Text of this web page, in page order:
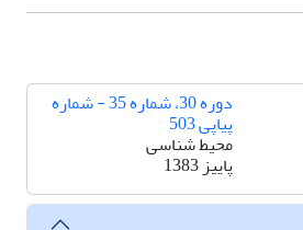
دوره 30، شماره 35 - شماره
پیاپی 503
محیط شناسی
پاییز 1383